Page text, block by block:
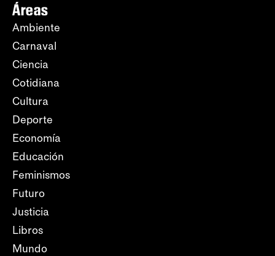
Áreas
Ambiente
Carnaval
Ciencia
Cotidiana
Cultura
Deporte
Economía
Educación
Feminismos
Futuro
Justicia
Libros
Mundo